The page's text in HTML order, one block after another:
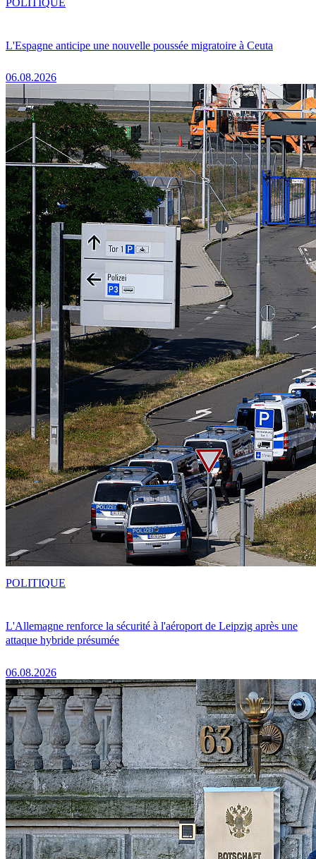
L'Espagne anticipe une nouvelle poussée migratoire à Ceuta
06.08.2026
POLITIQUE
L'Allemagne renforce la sécurité à l'aéroport de Leipzig après une
attaque hybride présumée
06.08.2026
POLITIQUE